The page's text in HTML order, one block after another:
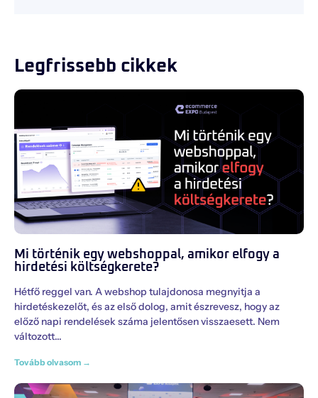
Legfrissebb cikkek
Mi történik egy webshoppal, amikor elfogy a
hirdetési költségkerete?
Hétfő reggel van. A webshop tulajdonosa megnyitja a
hirdetéskezelőt, és az első dolog, amit észrevesz, hogy az
előző napi rendelések száma jelentősen visszaesett. Nem
változott
Tovább olvasom →